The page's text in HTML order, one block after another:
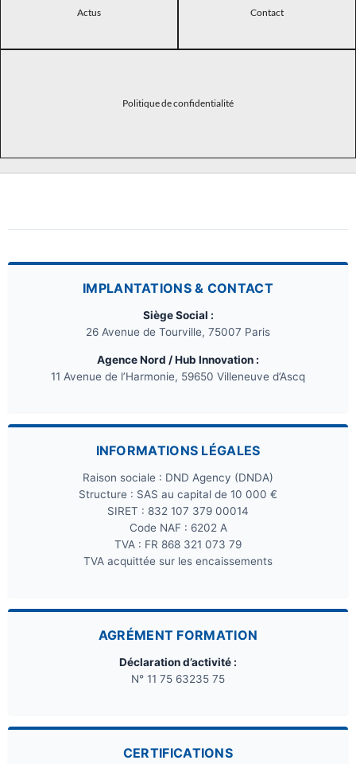
Actus Contact
Politique de confidentialité
IMPLANTATIONS & CONTACT
Siège Social :
26 Avenue de Tourville, 75007 Paris
Agence Nord / Hub Innovation :
11 Avenue de l’Harmonie, 59650 Villeneuve d’Ascq
INFORMATIONS LÉGALES
Raison sociale : DND Agency (DNDA)
Structure : SAS au capital de 10 000 €
SIRET : 832 107 379 00014
Code NAF : 6202 A
TVA : FR 868 321 073 79
TVA acquittée sur les encaissements
AGRÉMENT FORMATION
Déclaration d’activité :
N° 11 75 63235 75
CERTIFICATIONS